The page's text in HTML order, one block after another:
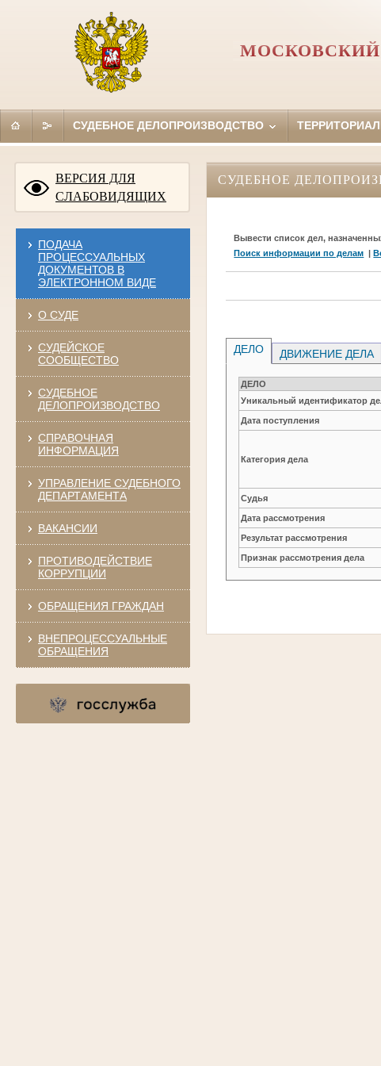
МОСКОВСКИЙ
СУДЕБНОЕ ДЕЛОПРОИЗВОДСТВО
ВЕРСИЯ ДЛЯ
СЛАБОВИДЯЩИХ
ПОДАЧА
ПРОЦЕССУАЛЬНЫХ
ДОКУМЕНТОВ В
ЭЛЕКТРОННОМ ВИДЕ
О СУДЕ
СУДЕЙСКОЕ
СООБЩЕСТВО
СУДЕБНОЕ
ДЕЛОПРОИЗВОДСТВО
СПРАВОЧНАЯ
ИНФОРМАЦИЯ
УПРАВЛЕНИЕ СУДЕБНОГО
ДЕПАРТАМЕНТА
ВАКАНСИИ
ПРОТИВОДЕЙСТВИЕ
КОРРУПЦИИ
ОБРАЩЕНИЯ ГРАЖДАН
ВНЕПРОЦЕССУАЛЬНЫЕ
ОБРАЩЕНИЯ
СУДЕБНОЕ
Вывести список дел,
Поиск информации по делам |
ДЕЛО ДВИЖЕНИЕ ДЕЛА
ДЕЛО
Уникальный идентификатор
Дата поступления
Категория дела
Судья
Дата рассмотрения
Результат рассмотрения
Признак рассмотрения дела